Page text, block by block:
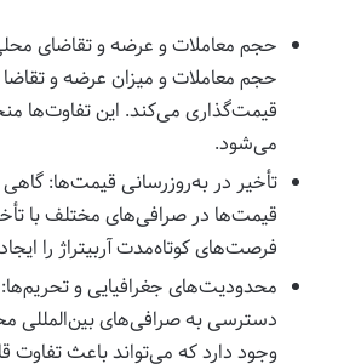
حجم معاملات و عرضه و تقاضای
حجم معاملات و میزان عرضه و تقاضا
قیمت‌گذاری می‌کند. این تفاوت‌ها
می‌شود.
تأخیر در به‌روزرسانی قیمت‌ها: گاهی
قیمت‌ها در صرافی‌های مختلف با
فرصت‌های کوتاه‌مدت آربیتراژ را
محدودیت‌های جغرافیایی و
دسترسی به صرافی‌های بین‌المللی
وجود دارد که می‌تواند باعث تفاوت